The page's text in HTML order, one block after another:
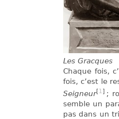
Les Gracques
Chaque fois,
fois, c’est le
Seigneur[1] ;
semble un
pas dans un